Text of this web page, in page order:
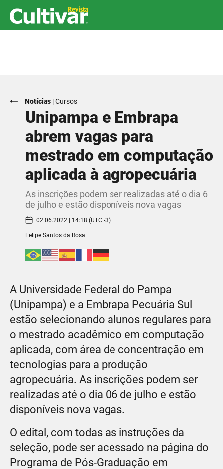
Notícias |Cursos
Unipampa e Embrapa
abrem vagas para
mestrado em computação
aplicada à agropecuária
As inscrições podem ser realizadas até o dia 6
de julho e estão disponíveis nova vagas
02.06.2022 | 14:18 (UTC -3)
Felipe Santos da Rosa
A Universidade Federal do Pampa
(Unipampa) e a Embrapa Pecuária Sul
estão selecionando alunos regulares para
o mestrado acadêmico em computação
aplicada, com área de concentração em
tecnologias para a produção
agropecuária. As inscrições podem ser
realizadas até o dia 06 de julho e estão
disponíveis nova vagas.
O edital, com todas as instruções da
seleção, pode ser acessado na página do
Programa de Pós-Graduação em